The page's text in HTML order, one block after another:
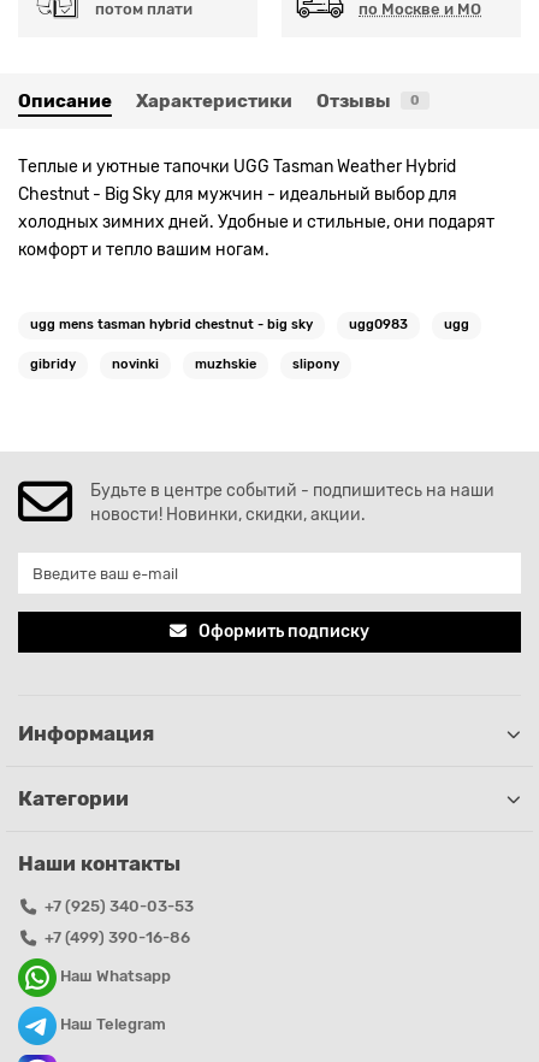
потом плати
по Москве и МО
Описание Характеристики Отзывы 0
Теплые и уютные тапочки UGG Tasman Weather Hybrid
Chestnut - Big Sky для мужчин - идеальный выбор для
холодных зимних дней. Удобные и стильные, они подарят
комфорт и тепло вашим ногам.
ugg mens tasman hybrid chestnut - big sky ugg0983 ugg
gibridy novinki muzhskie slipony
Будьте в центре событий - подпишитесь на наши
новости! Новинки, скидки, акции.
Оформить подписку
Информация
Категории
Наши контакты
+7 (925) 340-03-53
+7 (499) 390-16-86
Наш Whatsapp
Наш Telegram